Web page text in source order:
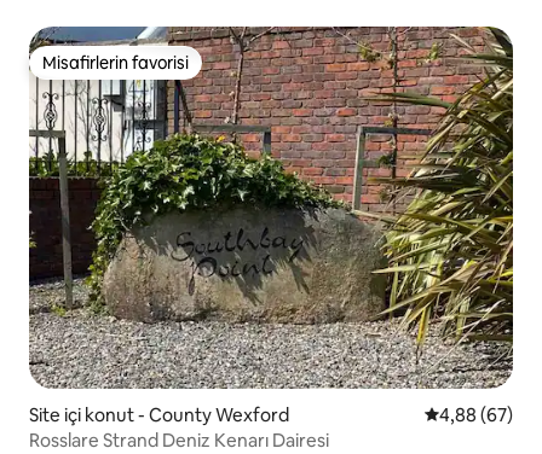
Misafirlerin favorisi
Misafirlerin favorisi
Site içi konut - County Wexford 5 üzerinden
4,88 (67)
Rosslare Strand Deniz Kenarı Dairesi